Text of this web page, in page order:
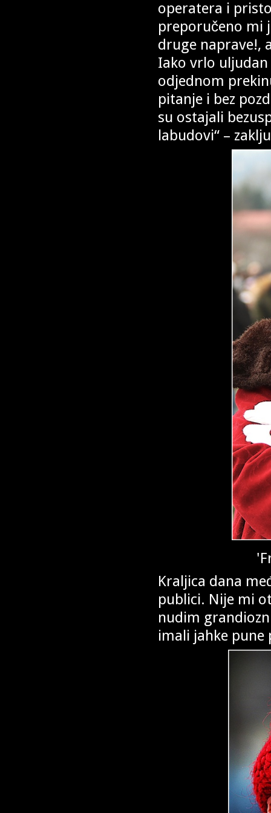
operatera i
preporučeno mi
druge naprave!,
Iako vrlo
odjednom
pitanje i bez
su ostajali
labudovi“ –
Kraljica dana
publici. Nije mi
nudim
imali jahke